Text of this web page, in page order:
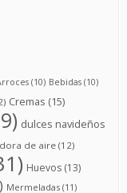
(10) Bebidas (10)
Cremas (15)
dulces navideños
de aire(12)
Huevos (13)
Mermeladas (11)